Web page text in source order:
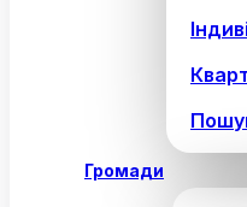
Громади